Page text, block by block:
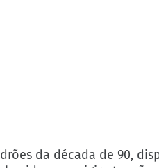
da década de 90,